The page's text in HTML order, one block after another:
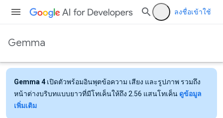
ลงชื่อเข้าใช้
Gemma
Gemma 4 เปิดตัวพร้อมอินพุตข้อความ เสียง และรูปภาพ รวมถึง
หน้าต่างบริบทแบบยาวที่มีโทเค็นให้ถึง 2.56 แสนโทเค็น ดูข้อมูล
เพิ่มเติม